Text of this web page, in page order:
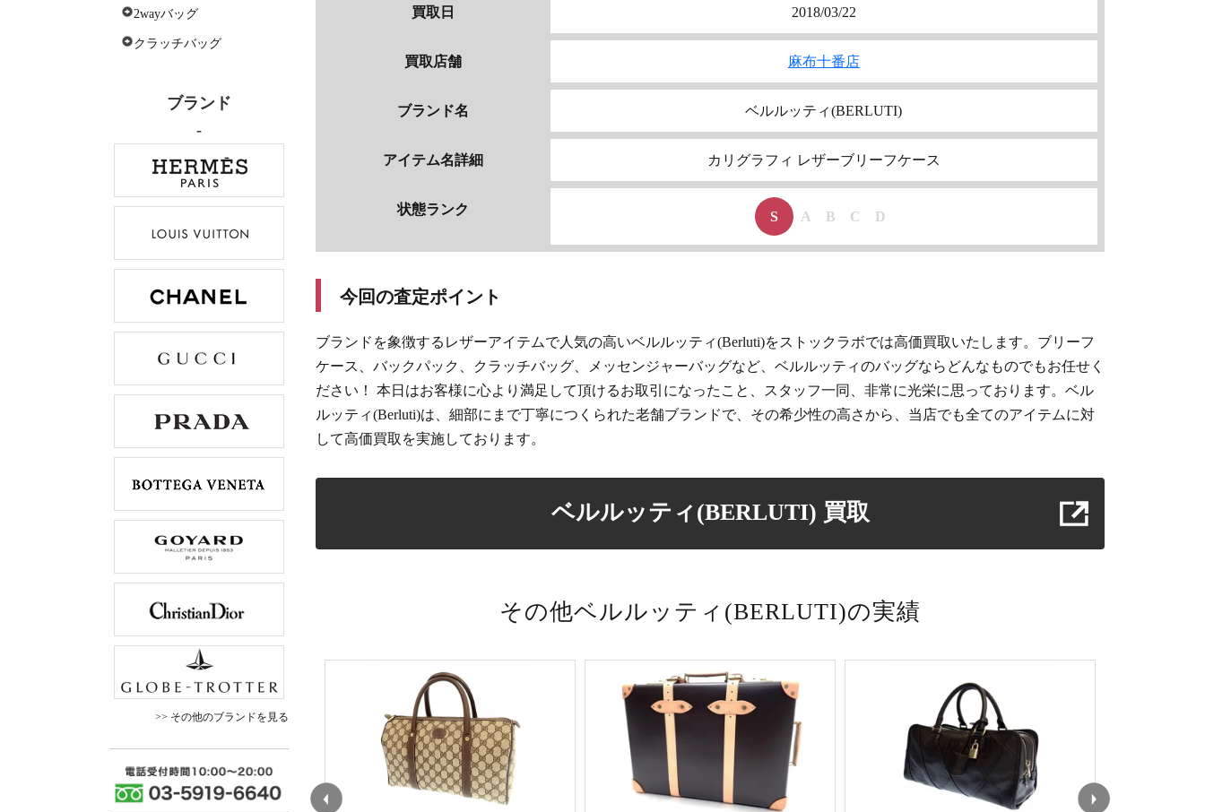
2wayバッグ
クラッチバッグ
ブランド
-
>> その他のブランドを見る
買取日 2018/03/22
買取店舗 麻布十番店
ブランド名 ベルルッティ(BERLUTI)
アイテム名詳細 カリグラフィ レザーブリーフケース
状態ランク S A B C D
今回の査定ポイント
ブランドを象徴するレザーアイテムで人気の高いベルルッティ(Berluti)をストックラボでは高価買取いたします。ブリーフ
ケース、バックパック、クラッチバッグ、メッセンジャーバッグなど、ベルルッティのバッグならどんなものでもお任せく
ださい！ 本日はお客様に心より満足して頂けるお取引になったこと、スタッフ一同、非常に光栄に思っております。 ベル
ルッティ(Berluti)は、細部にまで丁寧につくられた老舗ブランドで、その希少性の高さから、当店でも全てのアイテムに対
して高価買取を実施しております。
ベルルッティ(BERLUTI) 買取
その他ベルルッティ(BERLUTI)の実績